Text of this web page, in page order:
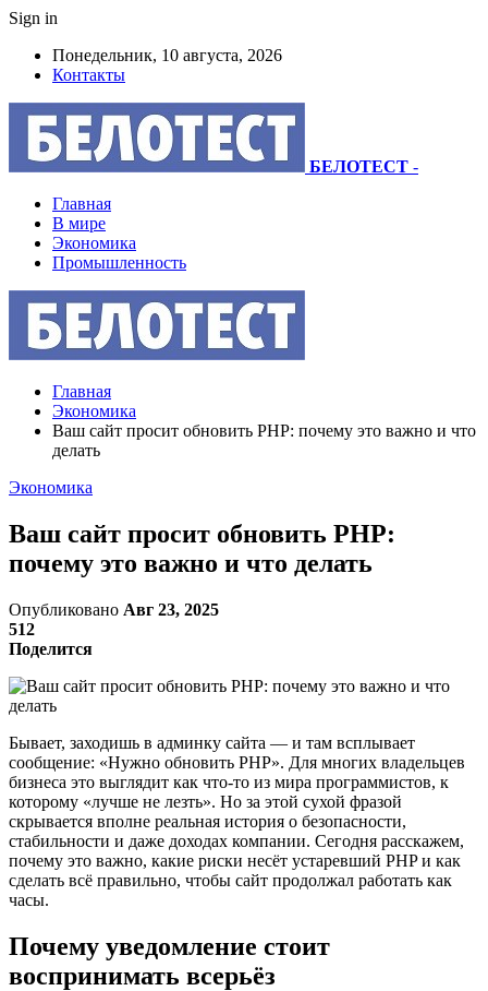
Sign in
Понедельник, 10 августа, 2026
Контакты
БЕЛОТЕСТ -
Главная
В мире
Экономика
Промышленность
Главная
Экономика
Ваш сайт просит обновить PHP: почему это важно и что
делать
Экономика
Ваш сайт просит обновить PHP:
почему это важно и что делать
Опубликовано Авг 23, 2025
512
Поделится
Бывает, заходишь в админку сайта — и там всплывает
сообщение: «Нужно обновить PHP». Для многих владельцев
бизнеса это выглядит как что-то из мира программистов, к
которому «лучше не лезть». Но за этой сухой фразой
скрывается вполне реальная история о безопасности,
стабильности и даже доходах компании. Сегодня расскажем,
почему это важно, какие риски несёт устаревший PHP и как
сделать всё правильно, чтобы сайт продолжал работать как
часы.
Почему уведомление стоит
воспринимать всерьёз